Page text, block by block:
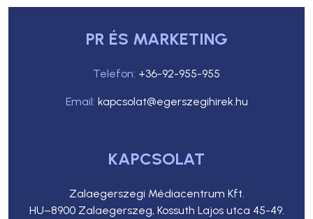
PR ÉS MARKETING
Telefon: +36-92-955-955
Email: kapcsolat@egerszegihirek.hu
KAPCSOLAT
Zalaegerszegi Médiacentrum Kft.
HU–8900 Zalaegerszeg, Kossuth Lajos utca 45-49.